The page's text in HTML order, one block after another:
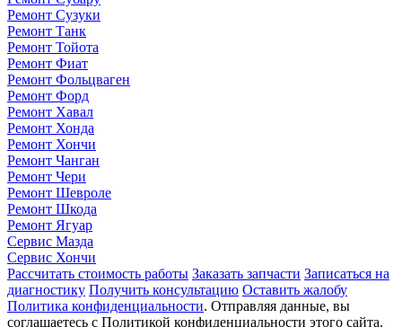
Ремонт Сузуки
Ремонт Танк
Ремонт Тойота
Ремонт Фиат
Ремонт Фольцваген
Ремонт Форд
Ремонт Хавал
Ремонт Хонда
Ремонт Хончи
Ремонт Чанган
Ремонт Чери
Ремонт Шевроле
Ремонт Шкода
Ремонт Ягуар
Сервис Мазда
Сервис Хончи
Рассчитать стоимость работы Заказать запчасти Записаться на
диагностику Получить консультацию Оставить жалобу
Политика конфиденциальности. Отправляя данные, вы
соглашаетесь с Политикой конфиденциальности этого сайта.